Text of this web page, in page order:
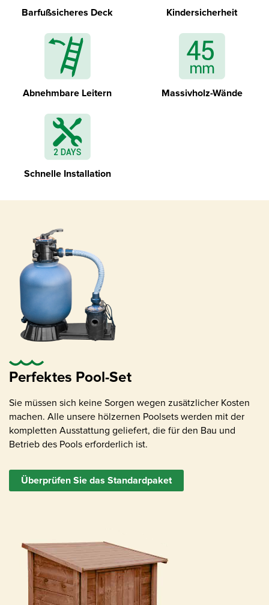
Barfußsicheres Deck Kindersicherheit
Abnehmbare Leitern Massivholz-Wände
Schnelle Installation
Perfektes Pool-Set
Sie müssen sich keine Sorgen wegen zusätzlicher Kosten
machen. Alle unsere hölzernen Poolsets werden mit der
kompletten Ausstattung geliefert, die für den Bau und
Betrieb des Pools erforderlich ist.
Überprüfen Sie das Standardpaket
Abnehmbar Außentreppe
Geotextil für Boden und Wandtrennung
Wasserpumpe mit Sand Filter, passend für
Beckengröße
Skimmer (Oberfläche Verunreinigung
Rücklaufeinlässe